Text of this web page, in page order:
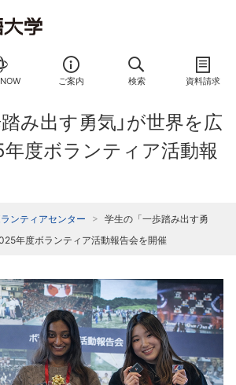
ご案内 検索 資料請求
み出す勇気」が世界を広
度ボランティア活動報
ンティアセンター
学生の「一歩踏み出す勇
年度ボランティア活動報告会を開催